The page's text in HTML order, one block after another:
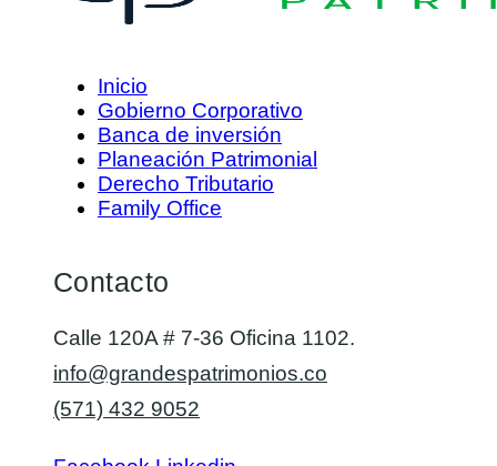
Inicio
Gobierno Corporativo
Banca de inversión
Planeación Patrimonial
Derecho Tributario
Family Office
Contacto
Calle 120A # 7-36 Oficina 1102.
info@grandespatrimonios.co
(571) 432 9052